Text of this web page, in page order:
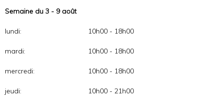
Semaine du 3 - 9 août
lundi: 10h00 - 18h00
mardi: 10h00 - 18h00
mercredi: 10h00 - 18h00
jeudi: 10h00 - 21h00